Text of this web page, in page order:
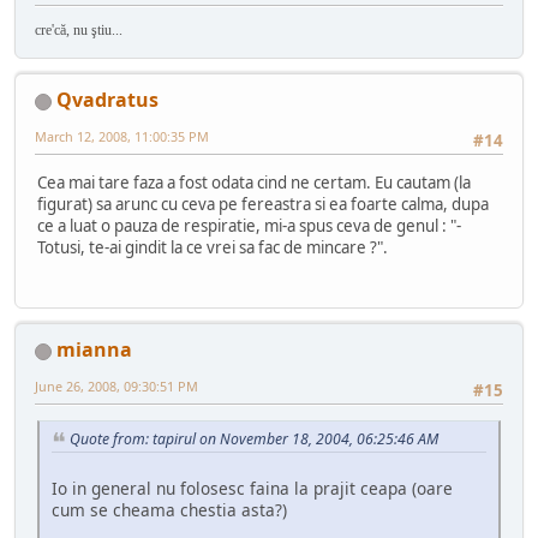
cre'că, nu ştiu...
Qvadratus
#14
March 12, 2008, 11:00:35 PM
Cea mai tare faza a fost odata cind ne certam. Eu cautam (la
figurat) sa arunc cu ceva pe fereastra si ea foarte calma, dupa
ce a luat o pauza de respiratie, mi-a spus ceva de genul : "-
Totusi, te-ai gindit la ce vrei sa fac de mincare ?".
mianna
#15
June 26, 2008, 09:30:51 PM
Quote from: tapirul on November 18, 2004, 06:25:46 AM
Io in general nu folosesc faina la prajit ceapa (oare
cum se cheama chestia asta?)